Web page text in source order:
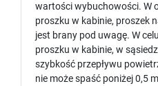
wartości wybuchowości. W
proszku w kabinie, proszek
jest brany pod uwagę. W
proszku w kabinie, w
szybkość przepływu
nie może spaść poniżej 0,5